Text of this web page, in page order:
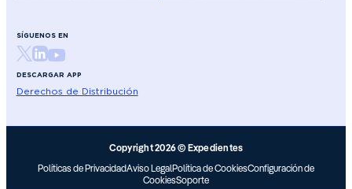
SÍGUENOS EN
DESCARGAR APP
Derechos de Distribución
Copyright 2026 © Expedientes
Políticas de PrivacidadAviso LegalPolítica de CookiesConfiguración de
CookiesSoporte